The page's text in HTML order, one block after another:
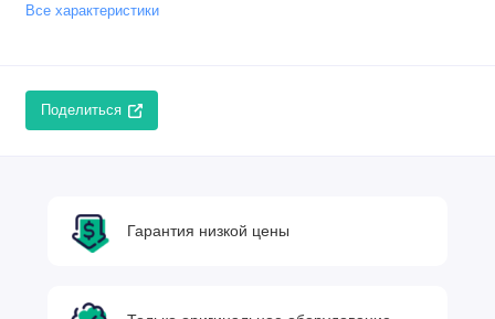
Все характеристики
Поделиться
Гарантия низкой цены